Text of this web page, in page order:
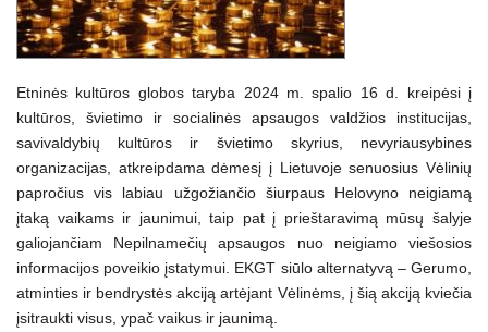
Etninės kultūros globos taryba 2024 m. spalio 16 d. kreipėsi į
kultūros, švietimo ir socialinės apsaugos valdžios institucijas,
savivaldybių kultūros ir švietimo skyrius, nevyriausybines
organizacijas, atkreipdama dėmesį į Lietuvoje senuosius Vėlinių
papročius vis labiau užgožiančio šiurpaus Helovyno neigiamą
įtaką vaikams ir jaunimui, taip pat į prieštaravimą mūsų šalyje
galiojančiam Nepilnamečių apsaugos nuo neigiamo viešosios
informacijos poveikio įstatymui. EKGT siūlo alternatyvą – Gerumo,
atminties ir bendrystės akciją artėjant Vėlinėms, į šią akciją kviečia
įsitraukti visus, ypač vaikus ir jaunimą.